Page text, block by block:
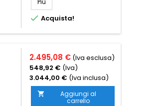
Più
 Acquista!
2.495,08 € (Iva esclusa)
548,92 € (Iva)
3.044,00 € (Iva inclusa)

Aggiungi al
carrello